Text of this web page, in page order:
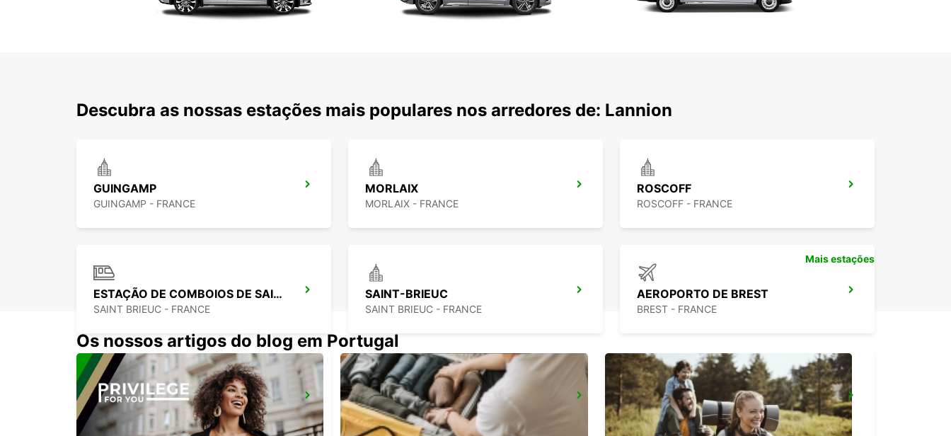
Descubra as nossas estações mais populares nos arredores de: Lannion
GUINGAMP
GUINGAMP - FRANCE
MORLAIX
MORLAIX - FRANCE
ROSCOFF
ROSCOFF - FRANCE
ESTAÇÃO DE COMBOIOS DE SAINT-BRIEUC
SAINT BRIEUC - FRANCE
SAINT-BRIEUC
SAINT BRIEUC - FRANCE
AEROPORTO DE BREST
BREST - FRANCE
BREST GUIPAVAS
GUIPAVAS - FRANCE
BREST
BREST - FRANCE
PONTIVY
PONTIVY - FRANCE
Mais estações
Os nossos artigos do blog em Portugal